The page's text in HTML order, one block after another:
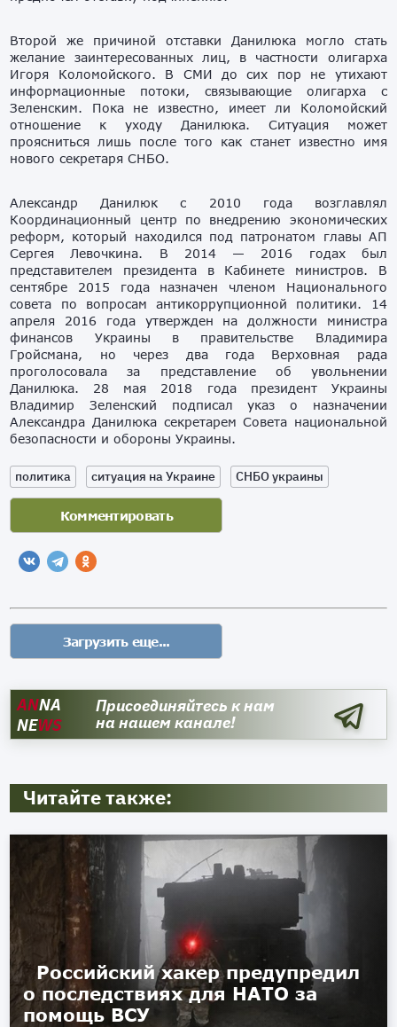
Второй же причиной отставки Данилюка могло стать
желание заинтересованных лиц, в частности олигарха
Игоря Коломойского. В СМИ до сих пор не утихают
информационные потоки, связывающие олигарха с
Зеленским. Пока не известно, имеет ли Коломойский
отношение к уходу Данилюка. Ситуация может
проясниться лишь после того как станет известно имя
нового секретаря СНБО.
Александр Данилюк с 2010 года возглавлял
Координационный центр по внедрению экономических
реформ, который находился под патронатом главы АП
Сергея Левочкина. В 2014 — 2016 годах был
представителем президента в Кабинете министров. В
сентябре 2015 года назначен членом Национального
совета по вопросам антикоррупционной политики. 14
апреля 2016 года утвержден на должности министра
финансов Украины в правительстве Владимира
Гройсмана, но через два года Верховная рада
проголосовала за представление об увольнении
Данилюка. 28 мая 2018 года президент Украины
Владимир Зеленский подписал указ о назначении
Александра Данилюка секретарем Совета национальной
безопасности и обороны Украины.
политика ситуация на Украине СНБО украины
ANNA
NEWS
Присоединяйтесь к нам
на нашем канале!
Читайте также:
Российский хакер предупредил
о последствиях для НАТО за
помощь ВСУ